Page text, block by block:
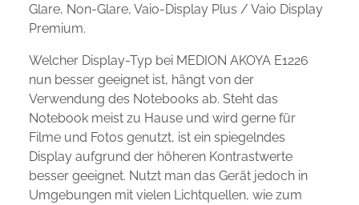
Glare, Non-Glare, Vaio-Display Plus / Vaio Display
Premium.
Welcher Display-Typ bei MEDION AKOYA E1226
nun besser geeignet ist, hängt von der
Verwendung des Notebooks ab. Steht das
Notebook meist zu Hause und wird gerne für
Filme und Fotos genutzt, ist ein spiegelndes
Display aufgrund der höheren Kontrastwerte
besser geeignet. Nutzt man das Gerät jedoch in
Umgebungen mit vielen Lichtquellen, wie zum